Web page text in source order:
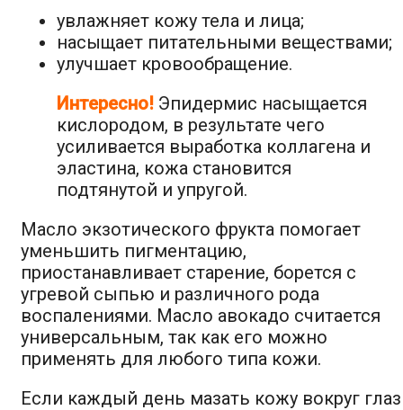
увлажняет кожу тела и лица;
насыщает питательными веществами;
улучшает кровообращение.
Интересно! Эпидермис насыщается
кислородом, в результате чего
усиливается выработка коллагена и
эластина, кожа становится
подтянутой и упругой.
Масло экзотического фрукта помогает
уменьшить пигментацию,
приостанавливает старение, борется с
угревой сыпью и различного рода
воспалениями. Масло авокадо считается
универсальным, так как его можно
применять для любого типа кожи.
Если каждый день мазать кожу вокруг глаз